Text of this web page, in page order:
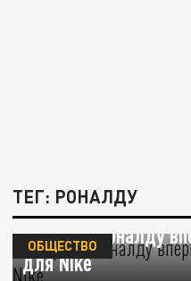
ТЕГ: РОНАЛДУ
Леброн и Роналду
для Nike
ОБЩЕСТВО